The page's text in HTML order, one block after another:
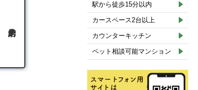
駅から徒歩15分以内
カースペース2台以上
カウンターキッチン
ペット相談可能マンション